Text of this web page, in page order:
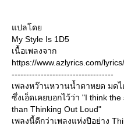
ปลโด
My Style Is 1D5
เนื้อเพลงจาก
https://www.azlyrics.com/
-----------------------------------
เพลงหว๊านหวานน้ำตาหยด มดไ
ซึ่งเอ็ดเคยบอกไว้ว่า "I think
than Thinking Out Loud"
เพลงนี้ดีกว่าเพลงแห่งปีอย่าง